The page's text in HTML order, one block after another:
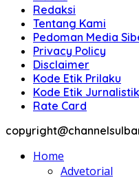
Redaksi
Tentang Kami
Pedoman Media
Privacy Policy
Disclaimer
Kode Etik Prilaku
Kode Etik Jurnalistik
Rate Card
Home
Advetorial